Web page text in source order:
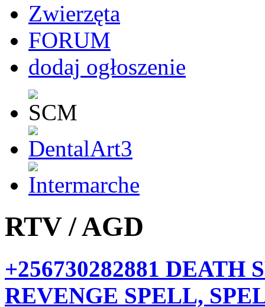
Zwierzęta
FORUM
dodaj ogłoszenie
RTV / AGD
+256730282881 DEATH
REVENGE SPELL,